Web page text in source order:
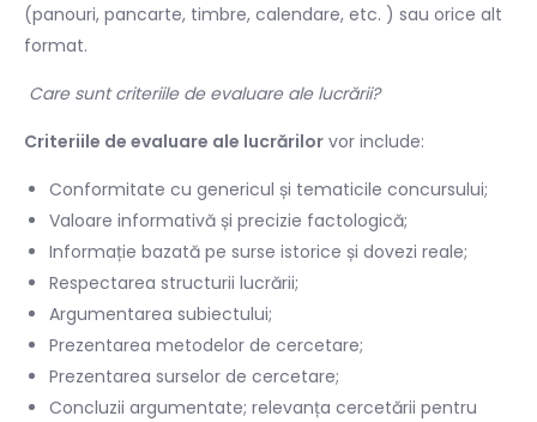
(panouri, pancarte, timbre, calendare, etc. ) sau orice alt
format.
Care sunt criteriile de evaluare ale lucrării?
Criteriile de evaluare ale lucrărilor vor include:
Conformitate cu genericul și tematicile concursului;
Valoare informativă și precizie factologică;
Informație bazată pe surse istorice și dovezi reale;
Respectarea structurii lucrării;
Argumentarea subiectului;
Prezentarea metodelor de cercetare;
Prezentarea surselor de cercetare;
Concluzii argumentate; relevanța cercetării pentru